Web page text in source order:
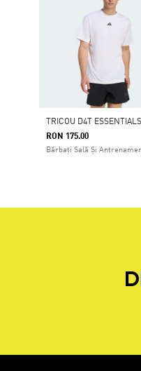
TRICOU D4T ESSENTIALS
RON 175.00
Bărbați Sală Și